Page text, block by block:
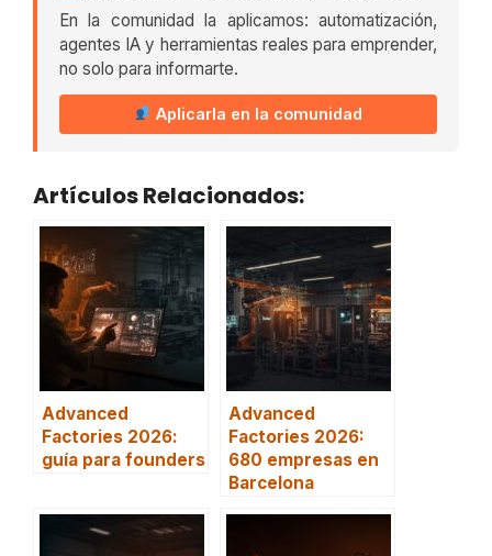
En la comunidad la aplicamos: automatización,
agentes IA y herramientas reales para emprender,
no solo para informarte.
Aplicarla en la comunidad
Artículos Relacionados:
Advanced
Factories 2026:
guía para founders
Advanced
Factories 2026:
680 empresas en
Barcelona